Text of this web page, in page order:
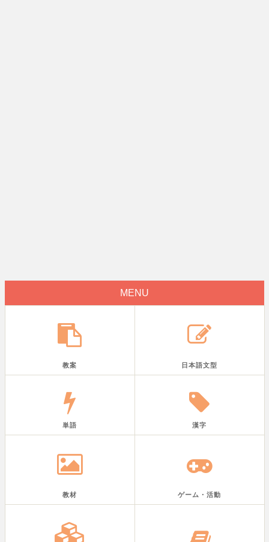
MENU
教案 日本語文型
単語 漢字
教材 ゲーム・活動